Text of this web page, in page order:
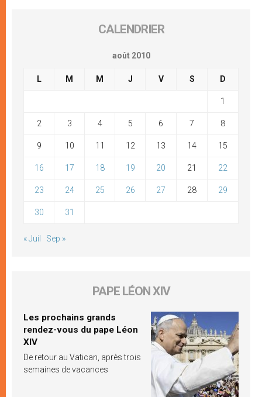
CALENDRIER
août 2010
L M M J V S D
1
2 3 4 5 6 7 8
9 10 11 12 13 14 15
16 17 18 19 20 21 22
23 24 25 26 27 28 29
30 31
« Juil Sep »
PAPE LÉON XIV
Les prochains grands
rendez-vous du pape Léon
XIV
De retour au Vatican, après trois
semaines de vacances